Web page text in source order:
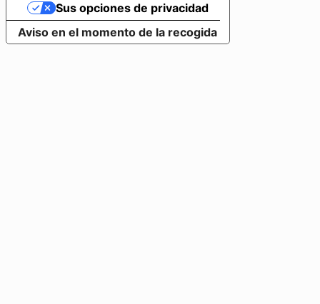
Aviso en el momento de la recogida
Sus opciones de privacidad